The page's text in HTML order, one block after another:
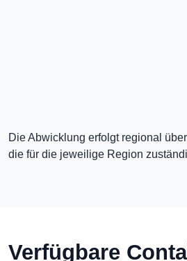
Die Abwicklung erfolgt regional
die für die jeweilige Region
Verfügbare